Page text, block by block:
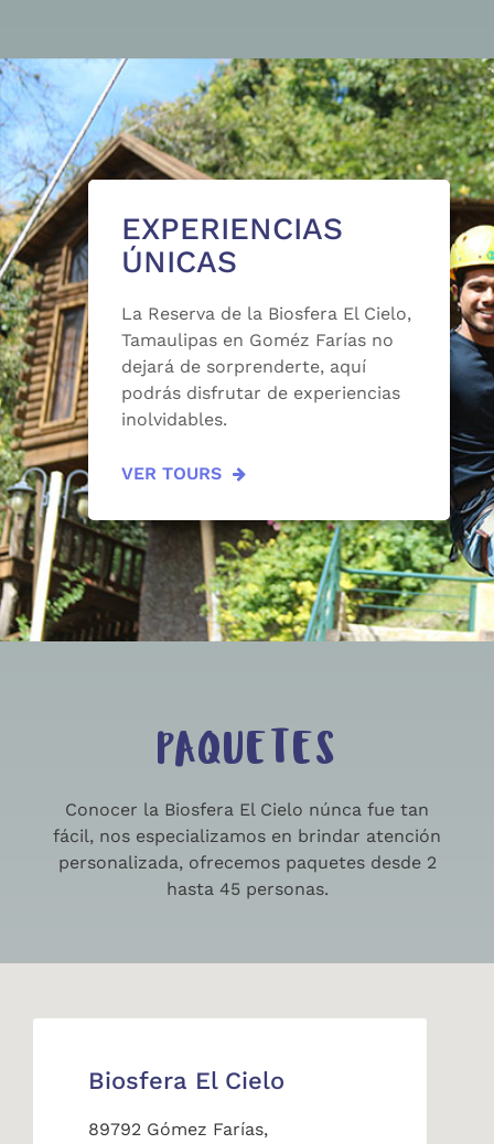
EXPERIENCIAS
ÚNICAS
La Reserva de la Biosfera El Cielo,
Tamaulipas en Goméz Farías no
dejará de sorprenderte, aquí
podrás disfrutar de experiencias
inolvidables.
VER TOURS
PAQUETES
Conocer la Biosfera El Cielo núnca fue tan
fácil, nos especializamos en brindar atención
personalizada, ofrecemos paquetes desde 2
hasta 45 personas.
Biosfera El Cielo
89792 Gómez Farías,